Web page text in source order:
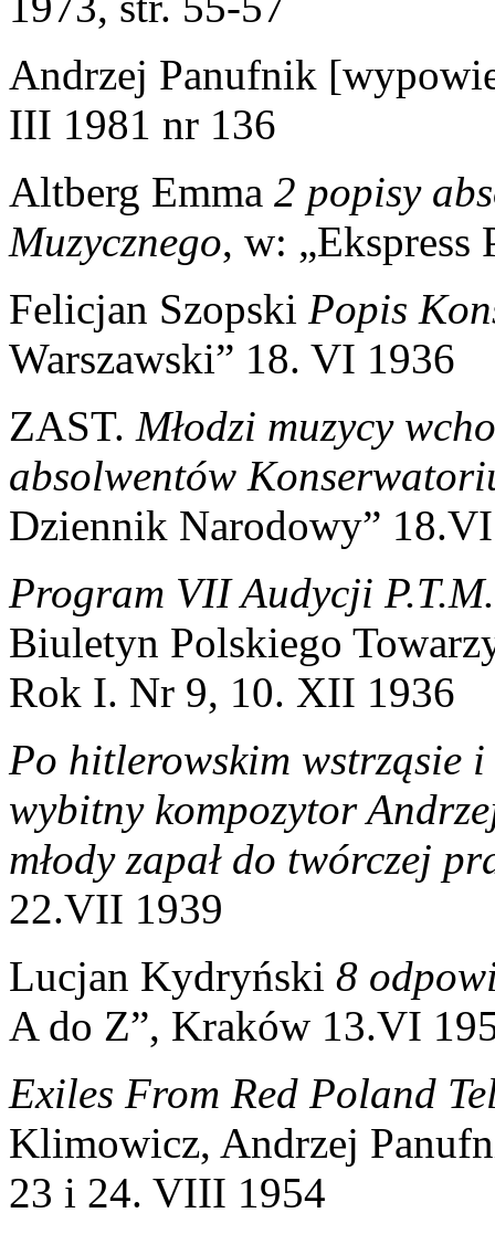
Andrzej Panufnik
III 1981 nr 136
Altberg Emma 2 popisy
Muzycznego, w: „Ekspress
Felicjan Szopski Popis
Warszawski” 18. VI 1936
ZAST. Młodzi muzycy
absolwentów
Dziennik Narodowy”
Program VII Audycji
Biuletyn Polskiego
Rok I. Nr 9, 10. XII 1936
Po hitlerowskim wstrząsie i
wybitny kompozytor
młody zapał do twórczej
22.VII 1939
Lucjan Kydryński 8
A do Z”, Kraków 13.VI
Exiles From Red Poland
Klimowicz, Andrzej
23 i 24. VIII 1954